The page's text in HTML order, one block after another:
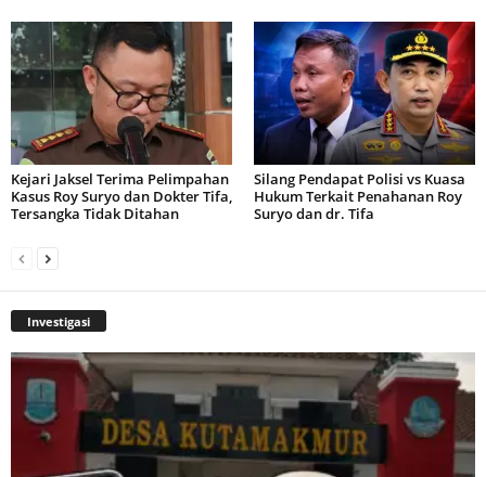
Kejari Jaksel Terima Pelimpahan
Kasus Roy Suryo dan Dokter Tifa,
Tersangka Tidak Ditahan
Silang Pendapat Polisi vs Kuasa
Hukum Terkait Penahanan Roy
Suryo dan dr. Tifa
Investigasi